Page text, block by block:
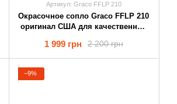
Артикул: Graco FFLP 210
Окрасочное cопло Graco FFLP 210
оригинал США для качественной
2 200 грн
1 999 грн
−9%